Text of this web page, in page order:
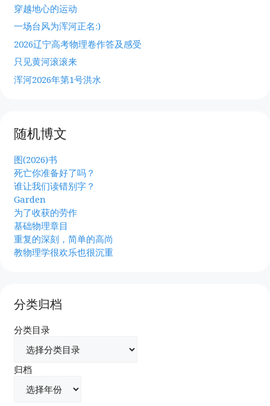
穿越地心的运动
一场台风为浑河正名:)
2026辽宁高考物理卷作答及感受
只见黄河滚滚来
浑河2026年第1号洪水
随机博文
图(2026)书
死亡你准备好了吗？
谁让我们读错别字？
Garden
为了收获的劳作
基础物理章目
重复的深刻，简单的高尚
教物理学很欢乐也很沉重
分类归档
分类目录
归档